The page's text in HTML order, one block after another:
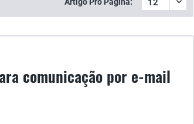
comunicação por e-mail